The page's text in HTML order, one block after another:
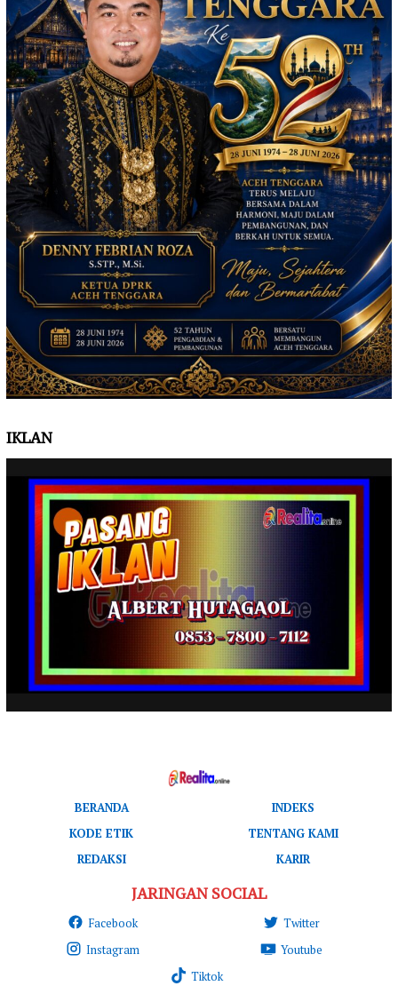
IKLAN
BERANDA
INDEKS
KODE ETIK
TENTANG KAMI
REDAKSI
KARIR
JARINGAN SOCIAL
Facebook
Twitter
Instagram
Youtube
Tiktok